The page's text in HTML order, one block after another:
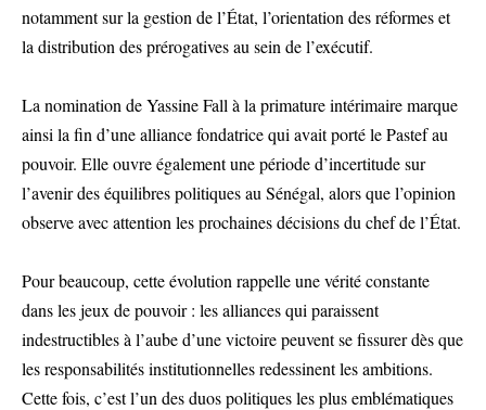
notamment sur la gestion de l’État, l’orientation des réformes et
la distribution des prérogatives au sein de l’exécutif.
La nomination de Yassine Fall à la primature intérimaire marque
ainsi la fin d’une alliance fondatrice qui avait porté le Pastef au
pouvoir. Elle ouvre également une période d’incertitude sur
l’avenir des équilibres politiques au Sénégal, alors que l’opinion
observe avec attention les prochaines décisions du chef de l’État.
Pour beaucoup, cette évolution rappelle une vérité constante
dans les jeux de pouvoir : les alliances qui paraissent
indestructibles à l’aube d’une victoire peuvent se fissurer dès que
les responsabilités institutionnelles redessinent les ambitions.
Cette fois, c’est l’un des duos politiques les plus emblématiques